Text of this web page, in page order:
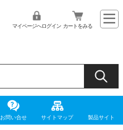
マイページへログイン カートをみる
お問い合せ サイトマップ 製品サイト